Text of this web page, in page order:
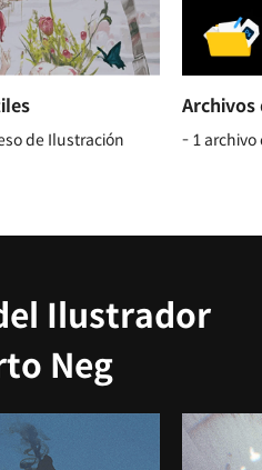
de Ilustración
- 1
Ilustrador
Neg